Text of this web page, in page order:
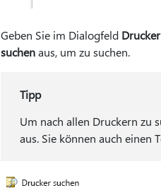
Geben Sie im Dialogfeld
suchenaus, um zu suchen.
Tipp
Um nach allen Druckern zu
aus. Sie können auch einen